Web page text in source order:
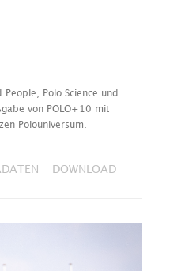
Polo Science und
von POLO+10 mit
Polouniversum.
DOWNLOAD